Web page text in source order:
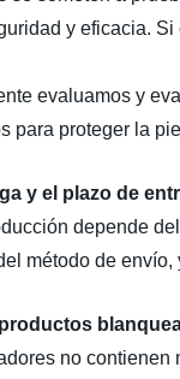
y eficacia.
evaluamos y
para proteger la
y el plazo de
depende
método de
no